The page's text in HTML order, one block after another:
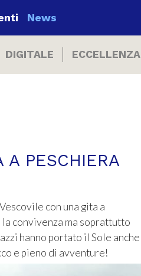
News
DIGITALE ECCELLENZA
A PESCHIERA
con una gita a
convivenza ma soprattutto
hanno portato il Sole anche
e pieno di avventure!